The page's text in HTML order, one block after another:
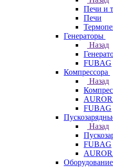
Печи и
Печи
Генераторы
Назад
FUBAG
Компрессора
Назад
FUBAG
Назад
FUBAG